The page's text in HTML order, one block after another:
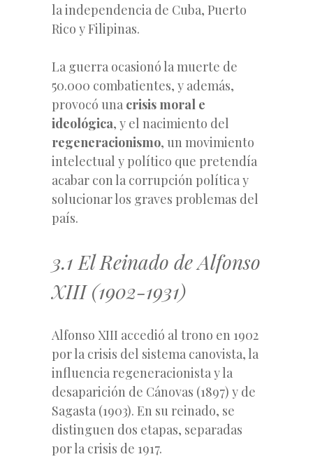
la independencia de Cuba, Puerto
Rico y Filipinas.
La guerra ocasionó la muerte de
50.000 combatientes, y además,
provocó una crisis moral e
ideológica, y el nacimiento del
regeneracionismo, un movimiento
intelectual y político que pretendía
acabar con la corrupción política y
solucionar los graves problemas del
país.
3.1 El Reinado de Alfonso
XIII (1902-1931)
Alfonso XIII accedió al trono en 1902
por la crisis del sistema canovista, la
influencia regeneracionista y la
desaparición de Cánovas (1897) y de
Sagasta (1903). En su reinado, se
distinguen dos etapas, separadas
por la crisis de 1917.